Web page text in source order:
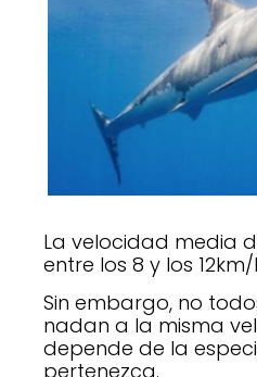
La velocidad media
entre los 8 y los 12km/
Sin embargo, no
nadan a la misma
depende de la
pertenezca.